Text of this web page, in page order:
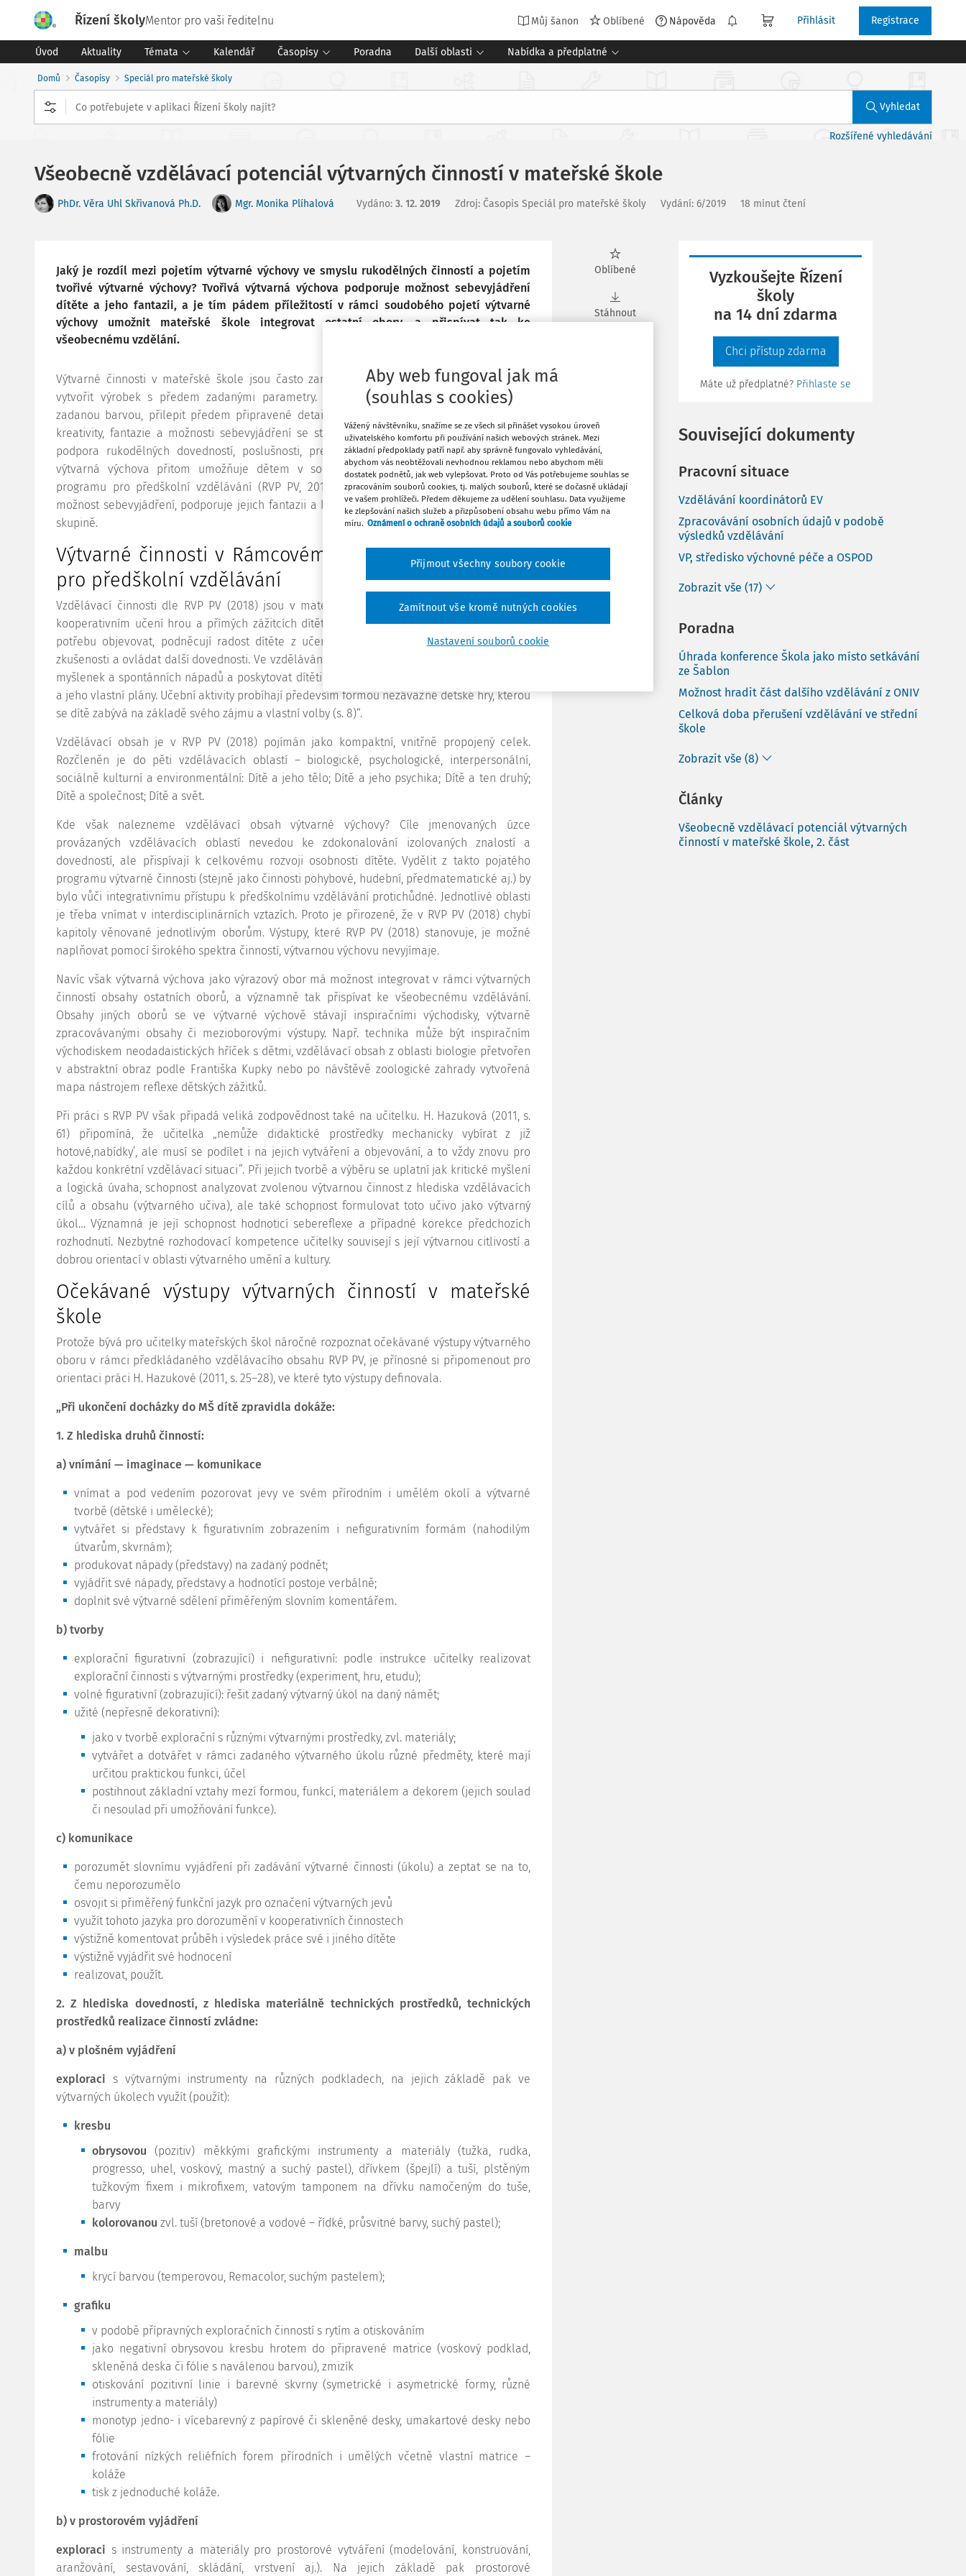
Řízení školyMentor pro vaši ředitelnu Můj šanon Oblíbené Nápověda Přihlásit Registrace
Úvod Aktuality Témata Kalendář Časopisy Poradna Další oblasti Nabídka a předplatné
Domů Časopisy Speciál pro mateřské školy
Vyhledat
Rozšířené vyhledávání
Všeobecně vzdělávací potenciál výtvarných činností v mateřské škole
PhDr. Věra Uhl Skřivanová Ph.D. Mgr. Monika Plíhalová Vydáno: 3. 12. 2019 Zdroj: Časopis Speciál pro mateřské školy Vydání: 6/2019 18 minut čtení
Jaký je rozdíl mezi pojetím výtvarné výchovy ve smyslu rukodělných činností a pojetím
tvořivé výtvarné výchovy? Tvořivá výtvarná výchova podporuje možnost sebevyjádření
dítěte a jeho fantazii, a je tím pádem příležitostí v rámci soudobého pojetí výtvarné
výchovy umožnit mateřské škole integrovat ostatní obory, a přispívat tak ke
všeobecnému vzdělání.
Výtvarné činnosti v mateřské škole jsou často zaměňovány za činnosti pracovní s cílem
vytvořit výrobek s předem zadanými parametry. Vystřihnout konkrétní tvar, vybarvit ho
zadanou barvou, přilepit předem připravené detaily. Místo podpory osobnosti dítěte, jeho
kreativity, fantazie a možnosti sebevyjádření se stává cílem výtvarné výchovy především
podpora rukodělných dovedností, poslušnosti, preciznosti a čistoty provedení. Soudobá
výtvarná výchova přitom umožňuje dětem v souladu s cíli Rámcového vzdělávacího
programu pro předškolní vzdělávání (RVP PV, 2018) poznávat sebe sama, nabízí dětem
možnost sebevyjádření, podporuje jejich fantazii a kreativitu, podporuje komunikaci dětí ve
skupině.
Výtvarné činnosti v Rámcovém vzdělávacím programu
pro předškolní vzdělávání
Vzdělávací činnosti dle RVP PV (2018) jsou v mateřské škole založeny na prožitkovém a
kooperativním učení hrou a přímých zážitcích dítěte, „které podporují dětskou zvídavost a
potřebu objevovat, podněcují radost dítěte z učení, jeho zájem poznávat nové, získávat
zkušenosti a ovládat další dovednosti. Ve vzdělávání je třeba využívat přirozený tok dětských
myšlenek a spontánních nápadů a poskytovat dítěti dostatek prostoru pro spontánní aktivity
a jeho vlastní plány. Učební aktivity probíhají především formou nezávazné dětské hry, kterou
se dítě zabývá na základě svého zájmu a vlastní volby (s. 8)“.
Vzdělávací obsah je v RVP PV (2018) pojímán jako kompaktní, vnitřně propojený celek.
Rozčleněn je do pěti vzdělávacích oblastí – biologické, psychologické, interpersonální,
sociálně kulturní a environmentální: Dítě a jeho tělo; Dítě a jeho psychika; Dítě a ten druhý;
Dítě a společnost; Dítě a svět.
Kde však nalezneme vzdělávací obsah výtvarné výchovy? Cíle jmenovaných úzce
provázaných vzdělávacích oblastí nevedou ke zdokonalování izolovaných znalostí a
dovedností, ale přispívají k celkovému rozvoji osobnosti dítěte. Vydělit z takto pojatého
programu výtvarné činnosti (stejně jako činnosti pohybové, hudební, předmatematické aj.) by
bylo vůči integrativnímu přístupu k předškolnímu vzdělávání protichůdné. Jednotlivé oblasti
je třeba vnímat v interdisciplinárních vztazích. Proto je přirozené, že v RVP PV (2018) chybí
kapitoly věnované jednotlivým oborům. Výstupy, které RVP PV (2018) stanovuje, je možné
naplňovat pomocí širokého spektra činností, výtvarnou výchovu nevyjímaje.
Navíc však výtvarná výchova jako výrazový obor má možnost integrovat v rámci výtvarných
činností obsahy ostatních oborů, a významně tak přispívat ke všeobecnému vzdělávání.
Obsahy jiných oborů se ve výtvarné výchově stávají inspiračními východisky, výtvarně
zpracovávanými obsahy či mezioborovými výstupy. Např. technika může být inspiračním
východiskem neodadaistických hříček s dětmi, vzdělávací obsah z oblasti biologie přetvořen
v abstraktní obraz podle Františka Kupky nebo po návštěvě zoologické zahrady vytvořená
mapa nástrojem reflexe dětských zážitků.
Při práci s RVP PV však připadá veliká zodpovědnost také na učitelku. H. Hazuková (2011, s.
61) připomíná, že učitelka „nemůže didaktické prostředky mechanicky vybírat z již
hotové,nabídky’, ale musí se podílet i na jejich vytváření a objevování, a to vždy znovu pro
každou konkrétní vzdělávací situaci”. Při jejich tvorbě a výběru se uplatní jak kritické myšlení
a logická úvaha, schopnost analyzovat zvolenou výtvarnou činnost z hlediska vzdělávacích
cílů a obsahu (výtvarného učiva), ale také schopnost formulovat toto učivo jako výtvarný
úkol… Významná je její schopnost hodnoticí sebereflexe a případné korekce předchozích
rozhodnutí. Nezbytné rozhodovací kompetence učitelky souvisejí s její výtvarnou citlivostí a
dobrou orientací v oblasti výtvarného umění a kultury.
Očekávané výstupy výtvarných činností v mateřské
škole
Protože bývá pro učitelky mateřských škol náročné rozpoznat očekávané výstupy výtvarného
oboru v rámci předkládaného vzdělávacího obsahu RVP PV, je přínosné si připomenout pro
orientaci práci H. Hazukové (2011, s. 25–28), ve které tyto výstupy definovala.
„Při ukončení docházky do MŠ dítě zpravidla dokáže:
1. Z hlediska druhů činností:
a) vnímání — imaginace — komunikace
vnímat a pod vedením pozorovat jevy ve svém přírodním i umělém okolí a výtvarné
tvorbě (dětské i umělecké);
vytvářet si představy k figurativním zobrazením i nefigurativním formám (nahodilým
útvarům, skvrnám);
produkovat nápady (představy) na zadaný podnět;
vyjádřit své nápady, představy a hodnotící postoje verbálně;
doplnit své výtvarné sdělení přiměřeným slovním komentářem.
b) tvorby
explorační figurativní (zobrazující) i nefigurativní: podle instrukce učitelky realizovat
explorační činnosti s výtvarnými prostředky (experiment, hru, etudu);
volné figurativní (zobrazující): řešit zadaný výtvarný úkol na daný námět;
užité (nepřesně dekorativní):
jako v tvorbě explorační s různými výtvarnými prostředky, zvl. materiály;
vytvářet a dotvářet v rámci zadaného výtvarného úkolu různé předměty, které mají
určitou praktickou funkci, účel
postihnout základní vztahy mezí formou, funkcí, materiálem a dekorem (jejich soulad
či nesoulad při umožňování funkce).
c) komunikace
porozumět slovnímu vyjádření při zadávání výtvarné činnosti (úkolu) a zeptat se na to,
čemu neporozumělo
osvojit si přiměřený funkční jazyk pro označení výtvarných jevů
využít tohoto jazyka pro dorozumění v kooperativních činnostech
výstižně komentovat průběh i výsledek práce své i jiného dítěte
výstižně vyjádřit své hodnocení
realizovat, použít.
2. Z hlediska dovedností, z hlediska materiálně technických prostředků, technických
prostředků realizace činností zvládne:
a) v plošném vyjádření
exploraci s výtvarnými instrumenty na různých podkladech, na jejich základě pak ve
výtvarných úkolech využít (použít):
kresbu
obrysovou (pozitiv) měkkými grafickými instrumenty a materiály (tužka, rudka,
progresso, uhel, voskový, mastný a suchý pastel), dřívkem (špejlí) a tuší, plstěným
tužkovým fixem i mikrofixem, vatovým tamponem na dřívku namočeným do tuše,
barvy
kolorovanou zvl. tuší (bretonové a vodové – řídké, průsvitné barvy, suchý pastel);
malbu
krycí barvou (temperovou, Remacolor, suchým pastelem);
grafiku
v podobě přípravných exploračních činností s rytím a otiskováním
jako negativní obrysovou kresbu hrotem do připravené matrice (voskový podklad,
skleněná deska či fólie s naválenou barvou), zmizík
otiskování pozitivní linie i barevné skvrny (symetrické i asymetrické formy, různé
instrumenty a materiály)
monotyp jedno- i vícebarevný z papírové či skleněné desky, umakartové desky nebo
fólie
frotování nízkých reliéfních forem přírodních i umělých včetně vlastní matrice –
koláže
tisk z jednoduché koláže.
b) v prostorovém vyjádření
exploraci s instrumenty a materiály pro prostorové vytváření (modelování, konstruování,
aranžování, sestavování, skládání, vrstvení aj.). Na jejich základě pak prostorové
Oblíbené
Stáhnout
Poznámka
Vyzkoušejte Řízení
školy
na 14 dní zdarma
Chci přístup zdarma
Máte už předplatné? Přihlaste se
Související dokumenty
Pracovní situace
Vzdělávání koordinátorů EV
Zpracovávání osobních údajů v podobě
výsledků vzdělávání
VP, středisko výchovné péče a OSPOD
Zobrazit vše (17)
Poradna
Úhrada konference Škola jako místo setkávání
ze Šablon
Možnost hradit část dalšího vzdělávání z ONIV
Celková doba přerušení vzdělávání ve střední
škole
Zobrazit vše (8)
Články
Všeobecně vzdělávací potenciál výtvarných
činností v mateřské škole, 2. část
Aby web fungoval jak má
(souhlas s cookies)
Vážený návštěvníku, snažíme se ze všech sil přinášet vysokou úroveň
uživatelského komfortu při používání našich webových stránek. Mezi
základní předpoklady patří např. aby správně fungovalo vyhledávání,
abychom vás neobtěžovali nevhodnou reklamou nebo abychom měli
dostatek podnětů, jak web vylepšovat. Proto od Vás potřebujeme souhlas se
zpracováním souborů cookies, tj. malých souborů, které se dočasně ukládají
ve vašem prohlížeči. Předem děkujeme za udělení souhlasu. Data využijeme
ke zlepšování našich služeb a přizpůsobení obsahu webu přímo Vám na
míru. Oznámení o ochraně osobních údajů a souborů cookie
Nastavení souborů cookie
Zamítnout vše kromě nutných cookies
Přijmout všechny soubory cookie